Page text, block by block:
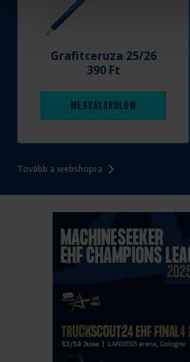
Tovább a webshopra
Grafitceruza 25/26
390 Ft
Megvásárolom